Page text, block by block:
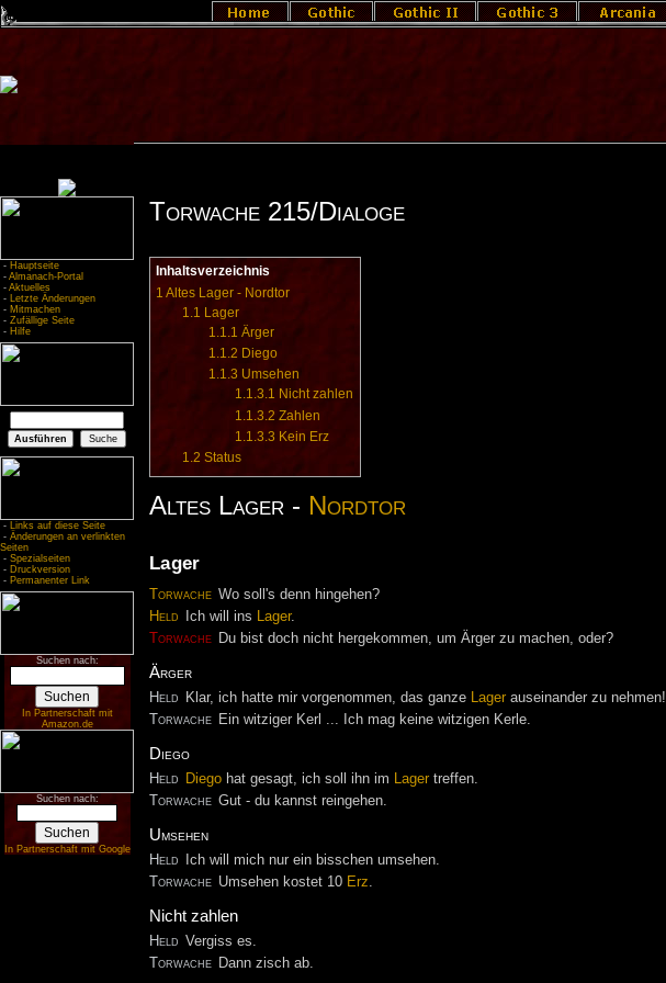
- Hauptseite
- Almanach-Portal
- Aktuelles
- Letzte Änderungen
- Mitmachen
- Zufällige Seite
- Hilfe
- Links auf diese Seite
- Änderungen an verlinkten
Seiten
- Spezialseiten
- Druckversion
- Permanenter Link
Suchen nach:
In Partnerschaft mit
Amazon.de
Suchen nach:
In Partnerschaft mit Google
Torwache 215/Dialoge
Inhaltsverzeichnis
1 Altes Lager - Nordtor
1.1 Lager
1.1.1 Ärger
1.1.2 Diego
1.1.3 Umsehen
1.1.3.1 Nicht zahlen
1.1.3.2 Zahlen
1.1.3.3 Kein Erz
1.2 Status
Altes Lager - Nordtor
Lager
Torwache Wo soll's denn hingehen?
Held
Ich will ins Lager.
Torwache Du bist doch nicht hergekommen, um Ärger zu machen, oder?
Ärger
Held Klar, ich hatte mir vorgenommen, das ganze Lager auseinander zu nehmen!
Torwache Ein witziger Kerl ... Ich mag keine witzigen Kerle.
Diego
Held Diego hat gesagt, ich soll ihn im Lager treffen.
Torwache Gut - du kannst reingehen.
Umsehen
Held
Ich will mich nur ein bisschen umsehen.
Torwache Umsehen kostet 10 Erz.
Nicht zahlen
Held Vergiss es.
Torwache Dann zisch ab.